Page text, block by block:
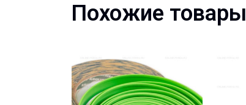
Похожие товары